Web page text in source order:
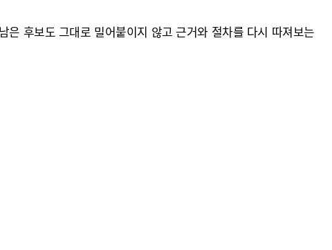
은 후보도 그대로 밀어붙이지 않고 근거와 절차를 다시 따져보는